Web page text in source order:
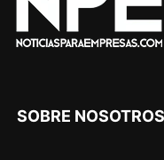
SOBRE NOSOTROS